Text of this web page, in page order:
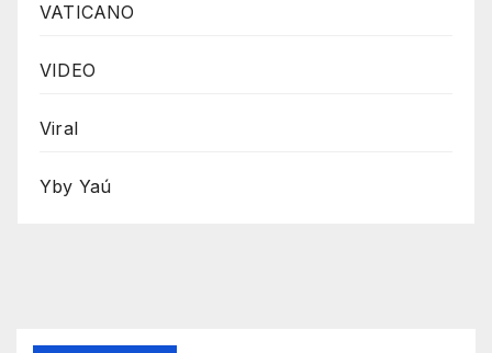
VATICANO
VIDEO
Viral
Yby Yaú